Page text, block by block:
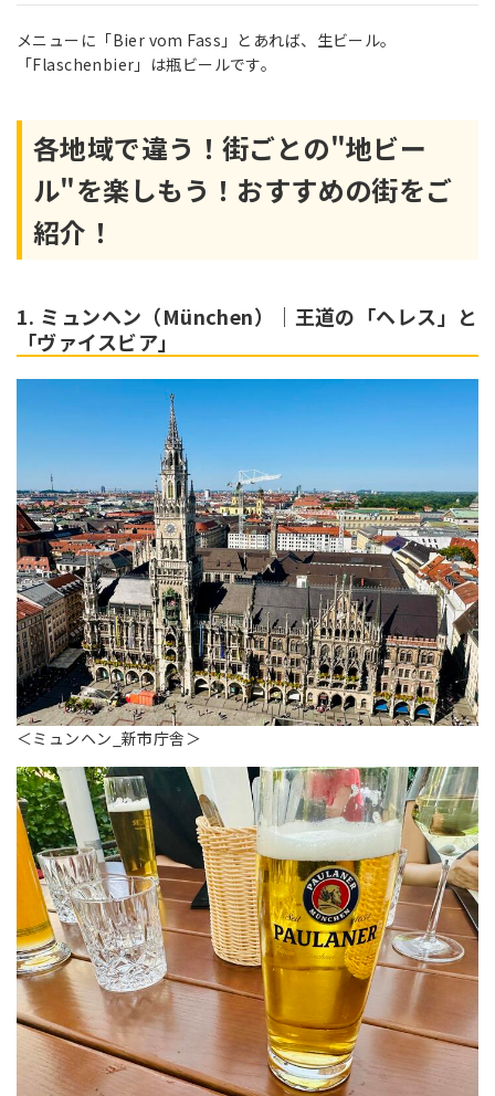
メニューに「Bier vom Fass」とあれば、生ビール。
「Flaschenbier」は瓶ビールです。
各地域で違う！街ごとの"地ビー
ル"を楽しもう！おすすめの街をご
紹介！
1. ミュンヘン（München）｜王道の「ヘレス」と
「ヴァイスビア」
＜ミュンヘン_新市庁舎＞